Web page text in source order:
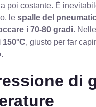
poi costante. È
lespalle del
i 70-80 gradi.
, giusto per far
di